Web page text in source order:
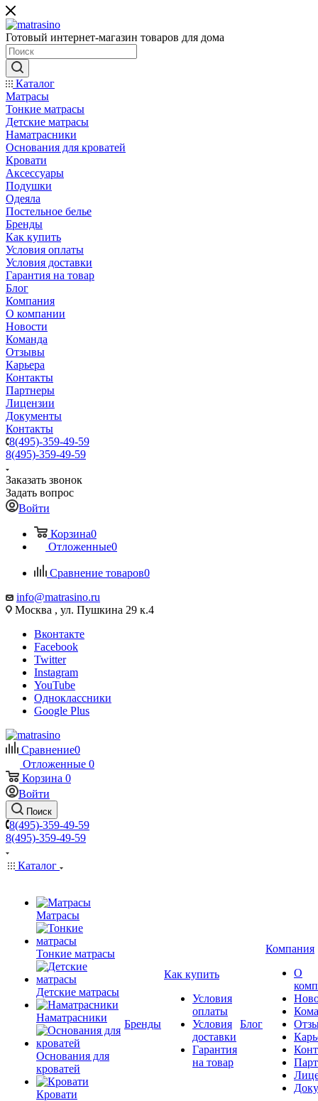
Готовый интернет-магазин товаров для дома
Каталог
Матрасы
Тонкие матрасы
Детские матрасы
Наматрасники
Основания для кроватей
Кровати
Аксессуары
Подушки
Одеяла
Постельное белье
Бренды
Как купить
Условия оплаты
Условия доставки
Гарантия на товар
Блог
Компания
О компании
Новости
Команда
Отзывы
Карьера
Контакты
Партнеры
Лицензии
Документы
Контакты
8(495)-359-49-59
8(495)-359-49-59
Заказать звонок
Задать вопрос
Войти
Корзина0
Отложенные0
Сравнение товаров0
info@matrasino.ru
Москва , ул. Пушкина 29 к.4
Вконтакте
Facebook
Twitter
Instagram
YouTube
Одноклассники
Google Plus
Сравнение0
Отложенные 0
Корзина 0
Войти
Поиск
8(495)-359-49-59
8(495)-359-49-59
Каталог
Матрасы
Тонкие матрасы
Детские матрасы
Наматрасники
Основания для
кроватей
Кровати
Бренды
Как купить
Условия
оплаты
Условия
доставки
Гарантия
на товар
Блог
Компания
О